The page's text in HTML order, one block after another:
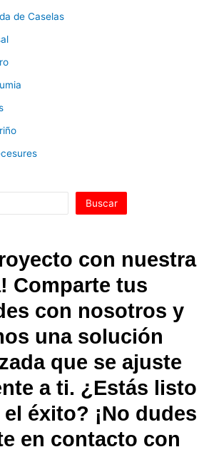
de Caselas
Buscar
con nuestra
Comparte tus
con nosotros y
una solución
que se ajuste
a ti. ¿Estás listo
éxito? ¡No dudes
en contacto con